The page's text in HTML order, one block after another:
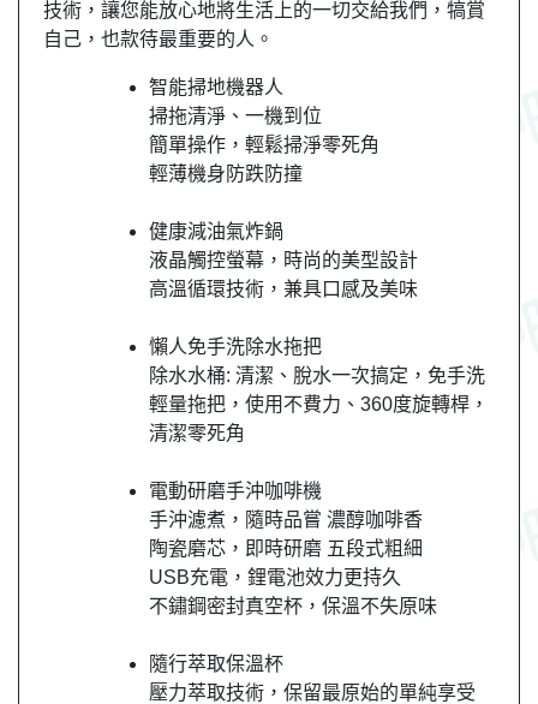
技術，讓您能放心地將生活上的一切交給我們，犒賞
自己，也款待最重要的人。
智能掃地機器人
掃拖清淨、一機到位
簡單操作，輕鬆掃淨零死角
輕薄機身防跌防撞
健康減油氣炸鍋
液晶觸控螢幕，時尚的美型設計
高溫循環技術，兼具口感及美味
懶人免手洗除水拖把
除水水桶: 清潔、脫水一次搞定，免手洗
輕量拖把，使用不費力、360度旋轉桿，
清潔零死角
電動研磨手沖咖啡機
手沖濾煮，隨時品嘗 濃醇咖啡香
陶瓷磨芯，即時研磨 五段式粗細
USB充電，鋰電池效力更持久
不鏽鋼密封真空杯，保溫不失原味
隨行萃取保溫杯
壓力萃取技術，保留最原始的單純享受